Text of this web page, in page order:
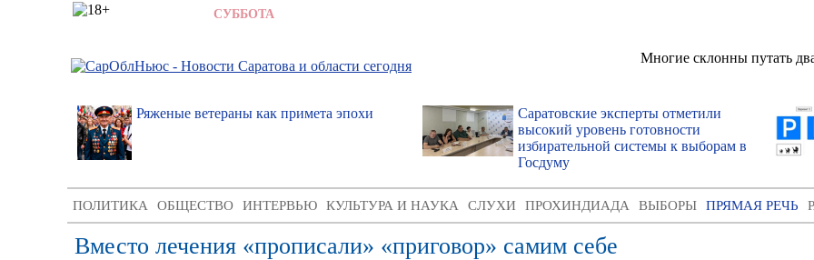
8 АВГУСТА 2026, СУББОТА
Многие склонны путать
Ряженые ветераны как примета эпохи
Саратовские эксперты отметили
высокий уровень готовности
избирательной системы к выборам в
Госдуму
ПОЛИТИКА ОБЩЕСТВО ИНТЕРВЬЮ КУЛЬТУРА И НАУКА СЛУХИ ПРОХИНДИАДА ВЫБОРЫ ПРЯМАЯ РЕЧЬ
Вместо лечения «прописали» «приговор» самим себе